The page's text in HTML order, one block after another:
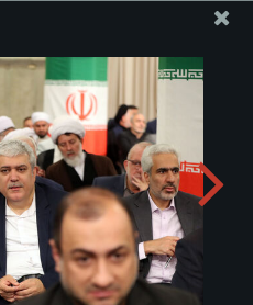
قائد الثورة الإسلامية
ويُعيّن السيد مسعود بزشكيان